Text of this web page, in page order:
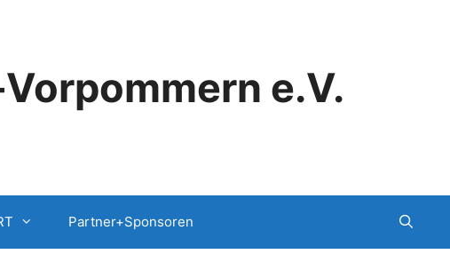
e.V.
Partner+Sponsoren